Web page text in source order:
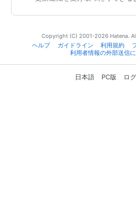
Copyright (C) 2001-2026 Hatena.
ヘルプ
ガイドライン 利用規約
利用者情報の外部送信
日本語 PC版 ロ